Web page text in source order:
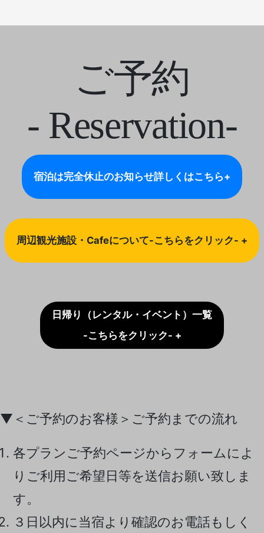
ご予約
- Reservation-
宿泊は完全休止のお知らせ詳しくはこちら+
周辺観光施設・Cafeについて-こちらをクリック- +
日帰り（レンタル・イベント）一覧
-こちらをクリック- +
▼＜ご予約のお客様＞ご予約までの流れ
各プランご予約ページからフォームによ
りご利用ご希望日等を送信お願い致しま
す。
３日以内に当宿より確認のお電話もしく